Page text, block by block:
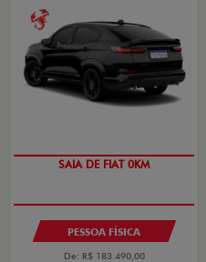
SAIA DE FIAT 0KM
PESSOA FÍSICA
De: R$ 183.490,00